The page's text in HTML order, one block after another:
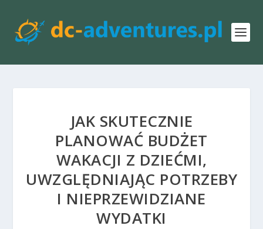
JAK SKUTECZNIE
PLANOWAĆ BUDŻET
WAKACJI Z DZIEĆMI,
UWZGLĘDNIAJĄC POTRZEBY
I NIEPRZEWIDZIANE
WYDATKI